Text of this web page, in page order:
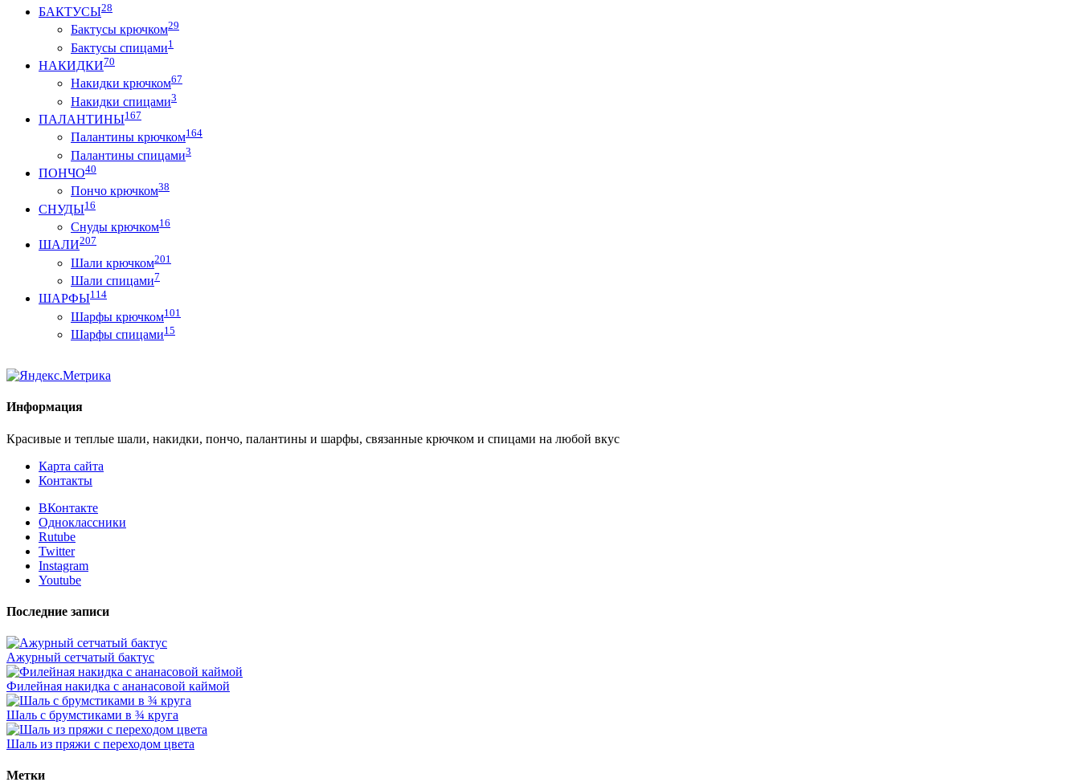
БАКТУСЫ28
Бактусы крючком29
Бактусы спицами1
НАКИДКИ70
Накидки крючком67
Накидки спицами3
ПАЛАНТИНЫ167
Палантины крючком164
Палантины спицами3
ПОНЧО40
Пончо крючком38
СНУДЫ16
Снуды крючком16
ШАЛИ207
Шали крючком201
Шали спицами7
ШАРФЫ114
Шарфы крючком101
Шарфы спицами15
Информация
Красивые и теплые шали, накидки, пончо, палантины и шарфы, связанные крючком и спицами на любой вкус
Карта сайта
Контакты
ВКонтакте
Одноклассники
Rutube
Twitter
Instagram
Youtube
Последние записи
Ажурный сетчатый бактус
Филейная накидка с ананасовой каймой
Шаль с брумстиками в ¾ круга
Шаль из пряжи с переходом цвета
Метки